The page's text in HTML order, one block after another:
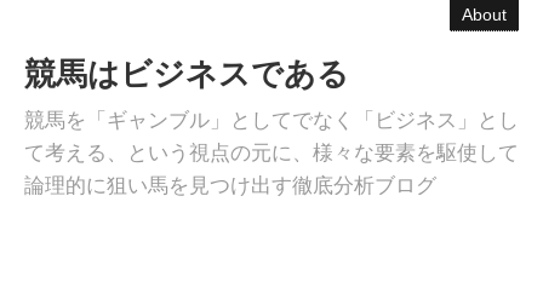
About
競馬はビジネスである
競馬を「ギャンブル」としてでなく「ビジネス」とし
て考える、という視点の元に、様々な要素を駆使して
論理的に狙い馬を見つけ出す徹底分析ブログ